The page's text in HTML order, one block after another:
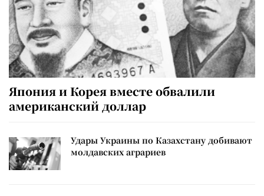
Япония и Корея вместе обвалили
американский доллар
Удары Украины по Казахстану добивают
молдавских аграриев